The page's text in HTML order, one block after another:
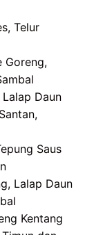
Telur
Goreng,
Daun
Saus
Lalap Daun
Kentang